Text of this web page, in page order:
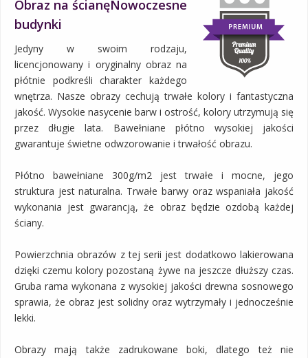
Obraz na ścianęNowoczesne
budynki
Jedyny w swoim rodzaju,
licencjonowany i oryginalny obraz na
płótnie podkreśli charakter każdego
wnętrza. Nasze obrazy cechują trwałe kolory i fantastyczna
jakość. Wysokie nasycenie barw i ostrość, kolory utrzymują się
przez długie lata. Bawełniane płótno wysokiej jakości
gwarantuje świetne odwzorowanie i trwałość obrazu.
Płótno bawełniane 300g/m2 jest trwałe i mocne, jego
struktura jest naturalna. Trwałe barwy oraz wspaniała jakość
wykonania jest gwarancją, że obraz będzie ozdobą każdej
ściany.
Powierzchnia obrazów z tej serii jest dodatkowo lakierowana
dzięki czemu kolory pozostaną żywe na jeszcze dłuższy czas.
Gruba rama wykonana z wysokiej jakości drewna sosnowego
sprawia, że obraz jest solidny oraz wytrzymały i jednocześnie
lekki.
Obrazy mają także zadrukowane boki, dlatego też nie